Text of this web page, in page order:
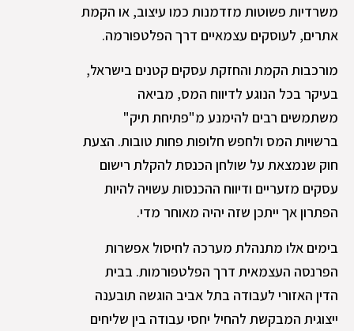
משרדיות פשוטות מזדמנות כמו עיצוב, או הקמת
אתרים, לעוסקים עצמאיים דרך הפלטפורמה.
מורכבות הקמת והחזקת עסקים קטנים בישראל,
בעיקר בכל הנוגע לדיווח המס, מביאה
משתמשים רבים להימנע מ"פתיחת תיק"
ברשויות המס ולחפש חלופות פחות טובות. הצעת
חוק שנמצאת על שולחן הכנסת להקלת רישום
עסקים מזעריים ודיווח ההכנסות עשויה להיות
הפתרון אך ייתכן שזה יהיה מאוחר מדי.
בימים אלו מתנהלת מערכה לחיסול אפשרות
הפרנסה העצמאית דרך הפלטפורמות. בבית
הדין האזורי לעבודה בתל אביב הוגשה תובענה
ייצוגית המבקשת להחיל יחסי עבודה בין שליחים